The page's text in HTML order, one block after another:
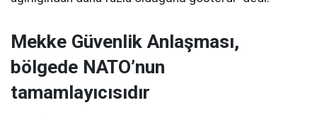
Mekke Güvenlik Anlaşması,
bölgede NATO’nun
tamamlayıcısıdır